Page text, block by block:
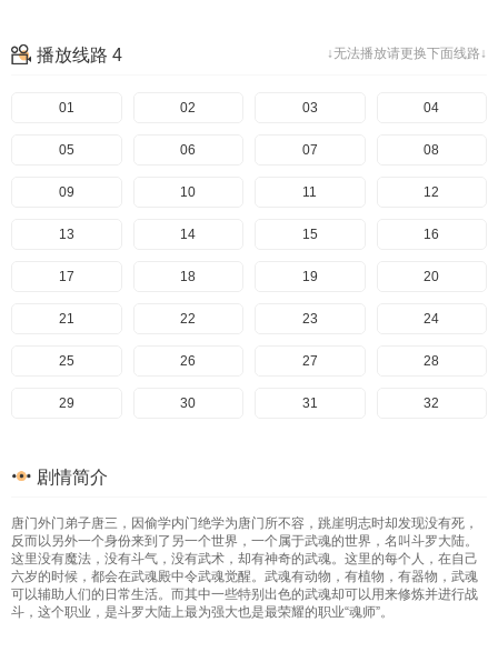
117
121 122 123 124
125 126 127 128
129 130 131 132
133 134 135 136
137 138 139 140
141 142 143 144
145 146 147 148
149 150 151 152
157
161 162 163 164
165 166 167 168
169 170 171
77
81 82 83 84
85 86 87 88
89 90 91 92
93 94 95 96
97 98 99 100
101 102 103 104
105 106 107 108
109 110 111 112
117
121 122 123 124
125 126 127 128
129 130 131
37
41 42 43 44
45 46 47 48
49 50 51 52
53 54 55 56
57 58 59 60
61 62 63 64
65 66 67 68
69 70 71 72
77
81 82 83 84
85 86 87 88
89 90 91
↓无法播放请更换下面线路↓
播放线路 4
01 02 03 04
05 06 07 08
09 10 11 12
13 14 15 16
17 18 19 20
21 22 23 24
25 26 27 28
29 30 31 32
37
41 42 43 44
45 46 47 48
49 50 51
剧情简介
唐门外门弟子唐三，因偷学内门绝学为唐门所不容，跳崖明志时却发现没有死，
反而以另外一个身份来到了另一个世界，一个属于武魂的世界，名叫斗罗大陆。
这里没有魔法，没有斗气，没有武术，却有神奇的武魂。这里的每个人，在自己
六岁的时候，都会在武魂殿中令武魂觉醒。武魂有动物，有植物，有器物，武魂
可以辅助人们的日常生活。而其中一些特别出色的武魂却可以用来修炼并进行战
斗，这个职业，是斗罗大陆上最为强大也是最荣耀的职业“魂师”。